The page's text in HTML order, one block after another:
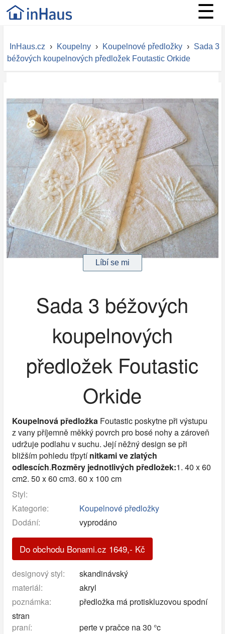
☰
InHaus.cz › Koupelny › Koupelnové předložky › Sada 3
béžových koupelnových předložek Foutastic Orkide
Sada 3 béžových
koupelnových
předložek Foutastic
Orkide
Koupelnová předložkaFoutastic poskytne při výstupu
z vany příjemně měkký povrch pro bosé nohy a zároveň
udržuje podlahu v suchu. Její něžný design se při
bližším pohledu třpytínitkami ve zlatých
odlescích.Rozměry jednotlivých předložek:1. 40 x 60
cm2. 50 x 60 cm3. 60 x 100 cm
Styl:
Kategorie:
Koupelnové předložky
Dodání:
vyprodáno
Do obchodu Bonami.cz 1649,- Kč
designový styl:
skandinávský
materiál:
akryl
poznámka:
předložka má protiskluzovou spodní
stran
praní:
perte v pračce na 30 °c